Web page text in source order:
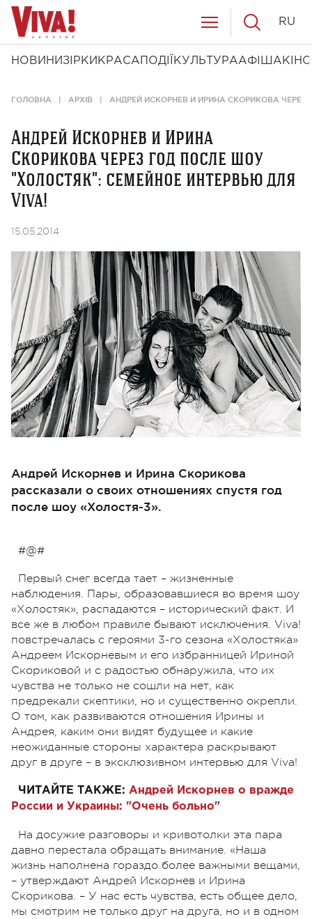
НОВИНИ ЗІРКИ КРАСА ПОДІЇ КУЛЬТУРААФІША КІНО
RU
ГОЛОВНА АРХІВ АНДРЕЙ ИСКОРНЕВ И ИРИНА СКОРИКОВА
Андрей Искорнев и Ирина
Скорикова через год после шоу
"Холостяк": семейное интервью для
Viva!
15.05.2014
Андрей Искорнев и Ирина Скорикова
рассказали о своих отношениях спустя год
после шоу «Холостя-3».
#@#
Первый снег всегда тает – жизненные
наблюдения. Пары, образовавшиеся во время шоу
«Холостяк», распадаются – исторический факт. И
все же в любом правиле бывают исключения. Viva!
повстречалась с героями 3-го сезона «Холостяка»
Андреем Искорневым и его избранницей Ириной
Скориковой и с радостью обнаружила, что их
чувства не только не сошли на нет, как
предрекали скептики, но и существенно окрепли.
О том, как развиваются отношения Ирины и
Андрея, каким они видят будущее и какие
неожиданные стороны характера раскрывают
друг в друге – в эксклюзивном интервью для Viva!
ЧИТАЙТЕ ТАКЖЕ: Андрей Искорнев о вражде
России и Украины: "Очень больно"
На досужие разговоры и кривотолки эта пара
давно перестала обращать внимание. «Наша
жизнь наполнена гораздо более важными вещами,
– утверждают Андрей Искорнев и Ирина
Скорикова. – У нас есть чувства, есть общее дело,
мы смотрим не только друг на друга, но и в одном